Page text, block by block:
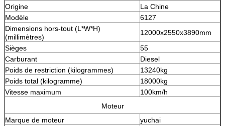
Origine
La Chine
Modèle
6127
Dimensions hors-tout (L*W*H)
(millimètres)
12000x2550x3890mm
Sièges
55
Carburant
Diesel
Poids de restriction (kilogrammes)
13240kg
Poids total (kilogramme)
18000kg
Vitesse maximum
100km/h
Moteur
Marque de moteur
yuchai